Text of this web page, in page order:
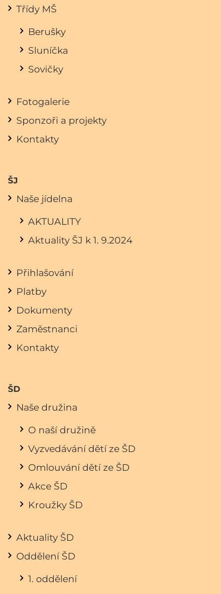
Třídy MŠ
Berušky
Sluníčka
Sovičky
Fotogalerie
Sponzoři a projekty
Kontakty
ŠJ
Naše jídelna
AKTUALITY
Aktuality ŠJ k 1. 9.2024
Přihlašování
Platby
Dokumenty
Zaměstnanci
Kontakty
ŠD
Naše družina
O naší družině
Vyzvedávání dětí ze ŠD
Omlouvání dětí ze ŠD
Akce ŠD
Kroužky ŠD
Aktuality ŠD
Oddělení ŠD
1. oddělení